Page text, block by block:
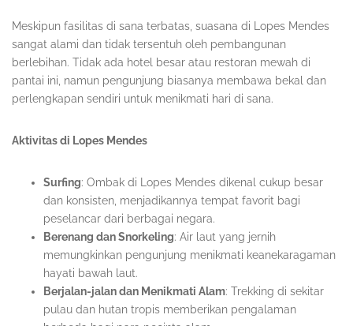
Meskipun fasilitas di sana terbatas, suasana di Lopes Mendes
sangat alami dan tidak tersentuh oleh pembangunan
berlebihan. Tidak ada hotel besar atau restoran mewah di
pantai ini, namun pengunjung biasanya membawa bekal dan
perlengkapan sendiri untuk menikmati hari di sana.
Aktivitas di Lopes Mendes
Surfing: Ombak di Lopes Mendes dikenal cukup besar
dan konsisten, menjadikannya tempat favorit bagi
peselancar dari berbagai negara.
Berenang dan Snorkeling: Air laut yang jernih
memungkinkan pengunjung menikmati keanekaragaman
hayati bawah laut.
Berjalan-jalan dan Menikmati Alam: Trekking di sekitar
pulau dan hutan tropis memberikan pengalaman